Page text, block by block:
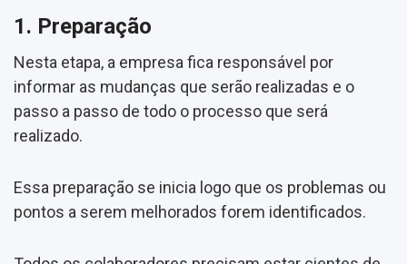
1. Preparação
Nesta etapa, a empresa fica responsável por
informar as mudanças que serão realizadas e o
passo a passo de todo o processo que será
realizado.
Essa preparação se inicia logo que os problemas ou
pontos a serem melhorados forem identificados.